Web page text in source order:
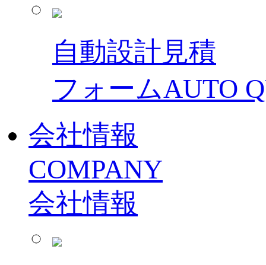
自動設計見積
フォームAUTO
会社情報
COMPANY
会社情報